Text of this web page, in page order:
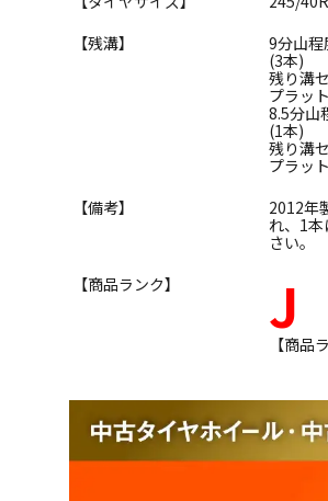
【残溝】
9分山程
(3本)
残り溝
プラッ
8.5分山
(1本)
残り溝
プラッ
【備考】
2012年
れ、1
さい。
【商品ランク】
J
【商品